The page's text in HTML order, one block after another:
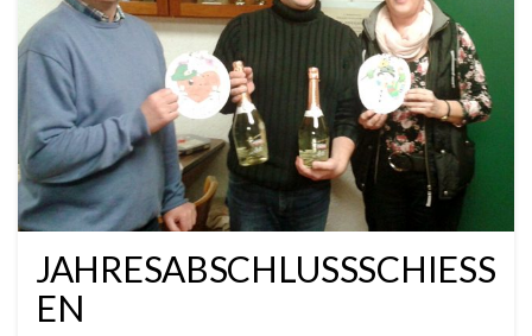
JAHRESABSCHLUSSSCHIESSE
N